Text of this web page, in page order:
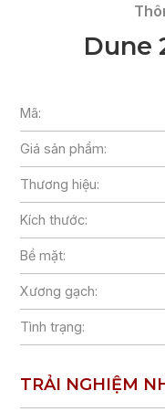
Dune
Mã:
Giá sản phẩm:
Thương hiệu:
Kích thước:
Bề mặt:
Xương gạch:
Tình trạng:
TRẢI NGHIỆM